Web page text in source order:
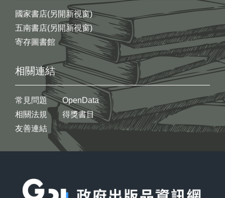
國家書店(另開新視窗)
五南書店(另開新視窗)
寄存圖書館
相關連結
常見問題
相關法規
友善連結
OpenData
得獎書目